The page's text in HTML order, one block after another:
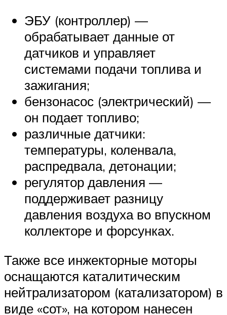
ЭБУ (контроллер) —
обрабатывает данные от
датчиков и управляет
системами подачи топлива и
зажигания;
бензонасос (электрический) —
он подает топливо;
различные датчики:
температуры, коленвала,
распредвала, детонации;
регулятор давления —
поддерживает разницу
давления воздуха во впускном
коллекторе и форсунках.
Также все инжекторные моторы
оснащаются каталитическим
нейтрализатором (катализатором) в
виде «сот», на котором нанесен